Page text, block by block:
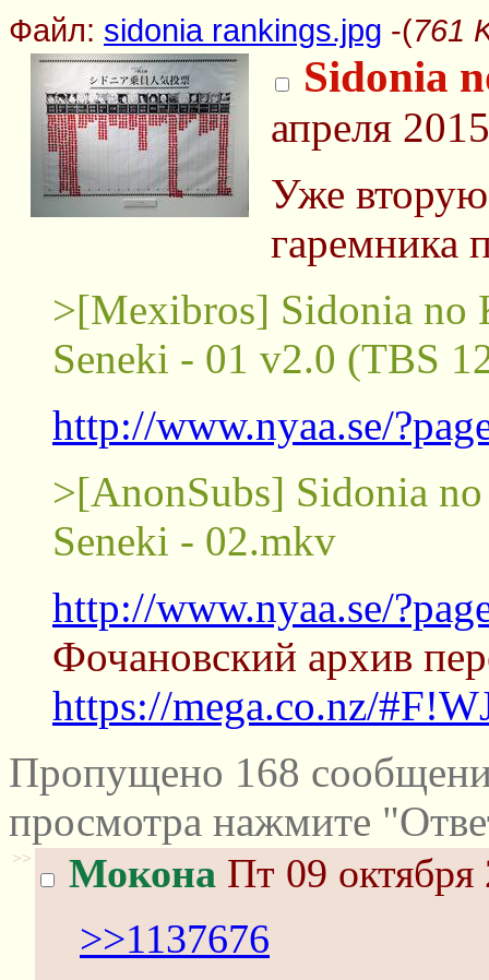
Файл: sidonia rankings.jpg -(761
Sidonia
апреля
Уже
гаремника
>[Mexibros] Sidonia no
Seneki - 01 v2.0 (TBS
http://www.nyaa.se/
>[AnonSubs] Sidonia
Seneki - 02.mkv
http://www.nyaa.se/
Фочановский архив
https://mega.co.nz/
Пропущено 168
просмотра нажмите
>> Мокона Пт 09
>>1137676